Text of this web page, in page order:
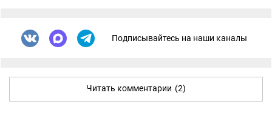
Подписывайтесь на наши каналы
Читать комментарии (2)